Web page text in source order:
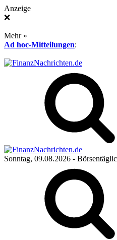
Anzeige
❌
Mehr »
Ad hoc-Mitteilungen:
Sonntag, 09.08.2026 -